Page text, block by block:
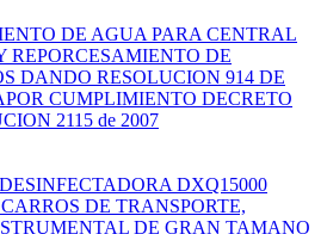
DE AGUA PARA CENTRAL
REPORCESAMIENTO DE
DANDO RESOLUCION 914 DE
CUMPLIMIENTO DECRETO
2115 de 2007